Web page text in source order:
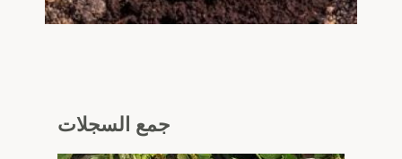
جمع السجلات